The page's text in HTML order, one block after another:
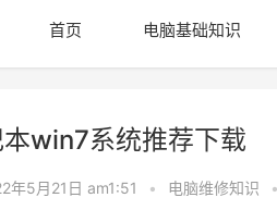
首页 电脑基础知识
win7系统推荐下载
年5月21日 am1:51 • 电脑维修知识